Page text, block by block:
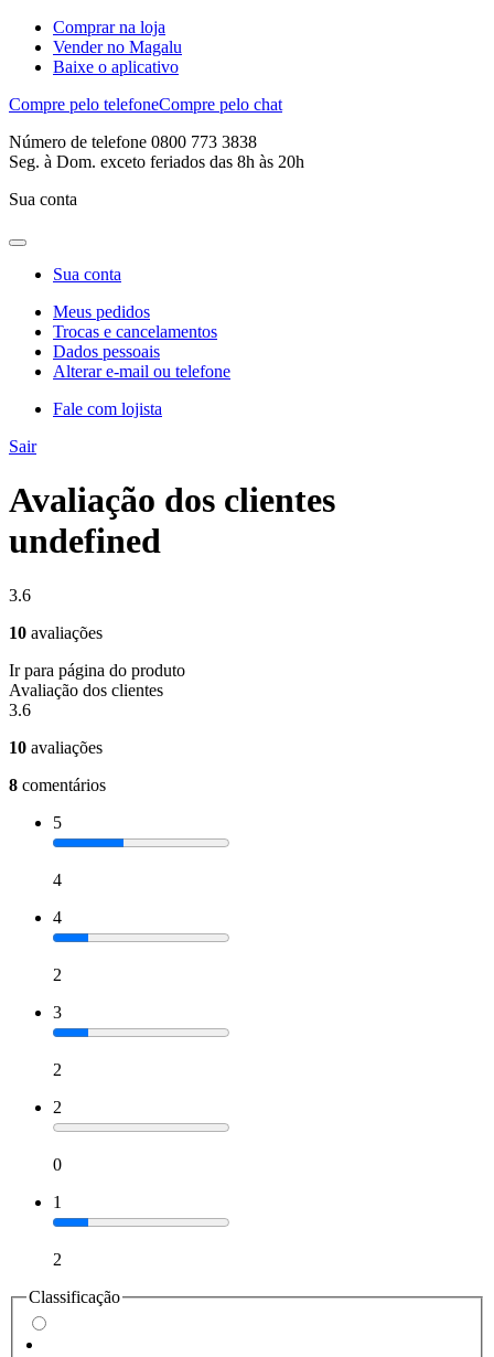
Comprar na loja
Vender no Magalu
Baixe o aplicativo
Compre pelo telefoneCompre pelo chat
Número de telefone 0800 773 3838
Seg. à Dom. exceto feriados das 8h às 20h
Sua conta
Sua conta
Meus pedidos
Trocas e cancelamentos
Dados pessoais
Alterar e-mail ou telefone
Fale com lojista
Sair
Avaliação dos clientes
undefined
3.6
10 avaliações
Ir para página do produto
Avaliação dos clientes
3.6
10 avaliações
8 comentários
5
4
4
2
3
2
2
0
1
2
Classificação